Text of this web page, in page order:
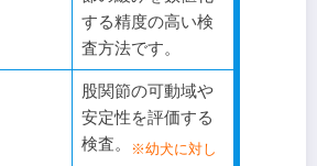
する精度の高い検
査方法です。
股関節の可動域や
安定性を評価する
検査。
※幼犬に対し